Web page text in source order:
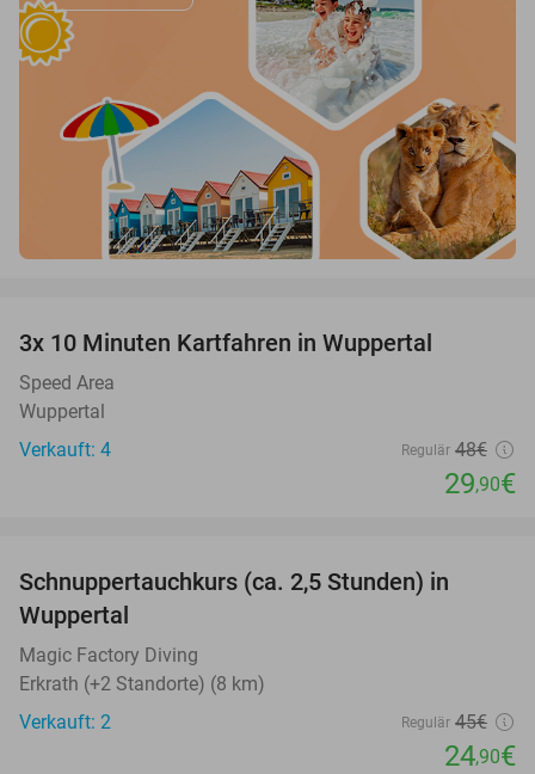
3x 10 Minuten Kartfahren in Wuppertal
Speed Area
Wuppertal
Verkauft: 4
Regulär 48€
29,90€
Schnuppertauchkurs (ca. 2,5 Stunden) in
Wuppertal
Magic Factory Diving
Erkrath (+2 Standorte) (8 km)
Verkauft: 2
Regulär 45€
24,90€